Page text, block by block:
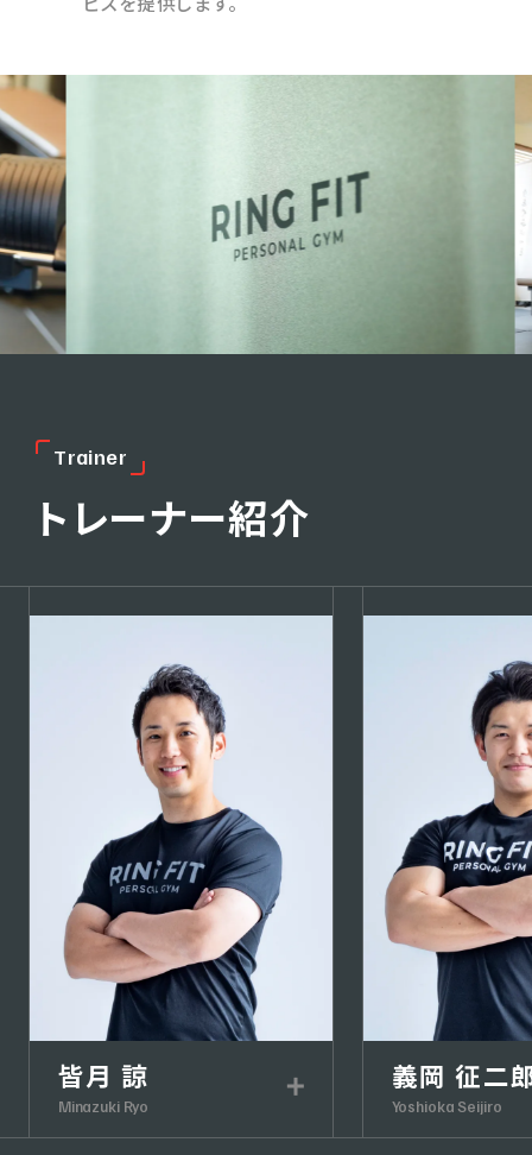
Trainer
トレーナー紹介
皆月 諒
Minazuki Ryo
義岡 征二
Yoshioka Seijiro